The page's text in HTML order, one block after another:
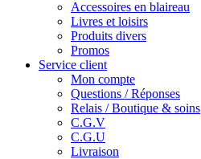
Accessoires en blaireau
Livres et loisirs
Produits divers
Promos
Service client
Mon compte
Questions / Réponses
Relais / Boutique & soins
C.G.V
C.G.U
Livraison